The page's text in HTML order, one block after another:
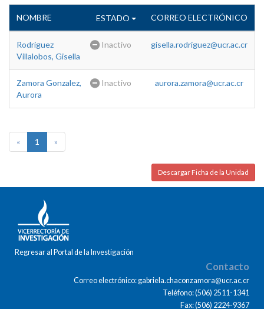
NOMBRE ESTADO CORREO ELECTRÓNICO
Rodriguez
Villalobos, Gisella
Inactivo gisella.rodriguez@ucr.ac.cr
Zamora Gonzalez,
Aurora
Inactivo aurora.zamora@ucr.ac.cr
« 1 »
Descargar Ficha de la Unidad
Regresar al Portal de la Investigación
Contacto
Correo electrónico: gabriela.chaconzamora@ucr.ac.cr
Teléfono: (506) 2511-1341
Fax: (506) 2224-9367